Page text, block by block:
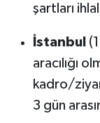
şartları
İstanbul
aracılığı
kadro/
3 gün